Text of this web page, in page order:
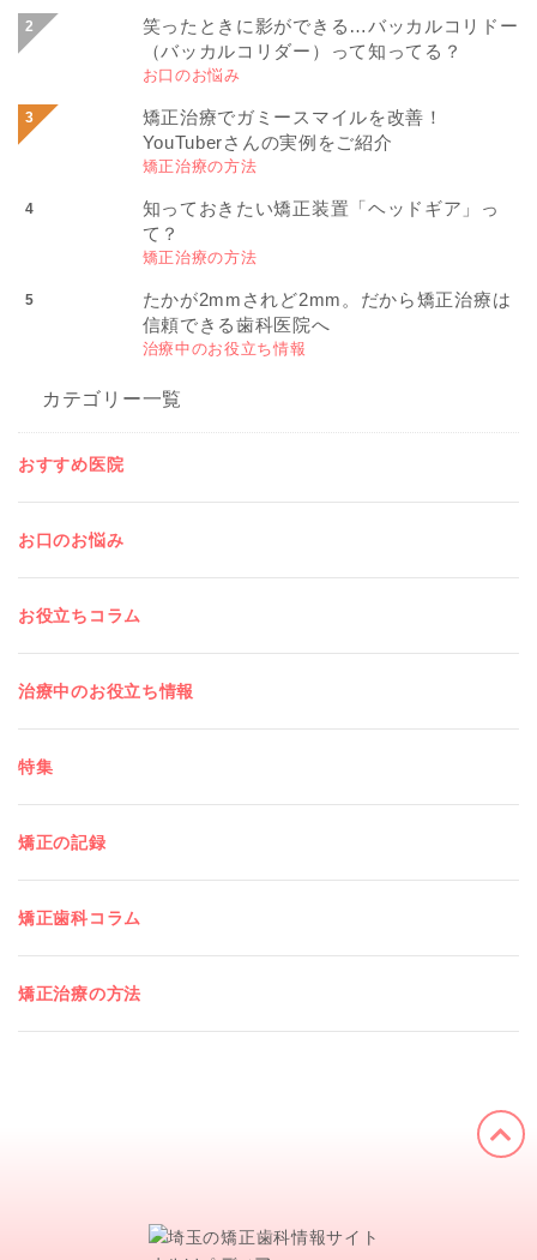
笑ったときに影ができる…バッカルコリドー
（バッカルコリダー）って知ってる？
お口のお悩み
矯正治療でガミースマイルを改善！
YouTuberさんの実例をご紹介
矯正治療の方法
知っておきたい矯正装置「ヘッドギア」っ
て？
矯正治療の方法
たかが2mmされど2mm。だから矯正治療は
信頼できる歯科医院へ
治療中のお役立ち情報
カテゴリー一覧
おすすめ医院
お口のお悩み
お役立ちコラム
治療中のお役立ち情報
特集
矯正の記録
矯正歯科コラム
矯正治療の方法